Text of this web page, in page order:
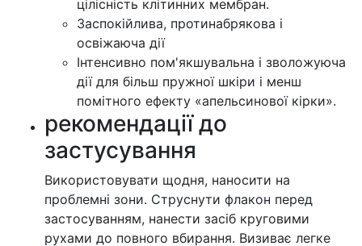
цілісність клітинних мембран.
Заспокійлива, протинабрякова і
освіжаюча дії
Інтенсивно пом'якшувальна і зволожуюча
дії для більш пружної шкіри і менш
помітного ефекту «апельсинової кірки».
рекомендації до
застусування
Використовувати щодня, наносити на
проблемні зони. Струснути флакон перед
застосуванням, нанести засіб круговими
рухами до повного вбирання. Визиває легке